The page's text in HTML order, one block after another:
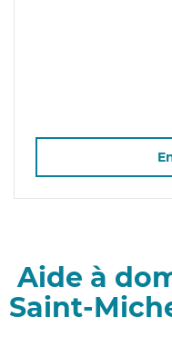
Aide à
Saint-